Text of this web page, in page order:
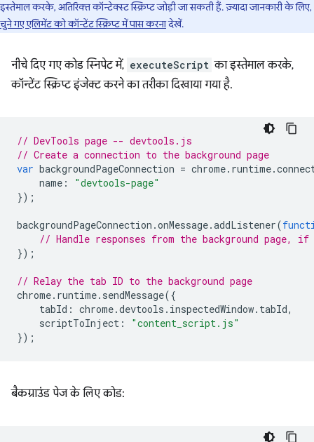
इस्तेमाल करके, अतिरिक्त कॉन्टेक्स्ट स्क्रिप्ट जोड़ी जा सकती हैं. ज़्यादा जानकारी के लिए,
चुने गए एलिमेंट को कॉन्टेंट स्क्रिप्ट में पास करनादेखें.
नीचे दिए गए कोड स्निपेट में, executeScript का इस्तेमाल करके,
कॉन्टेंट स्क्रिप्ट इंजेक्ट करने का तरीका दिखाया गया है.
// DevTools page -- devtools.js
// Create a connection to the background page
var backgroundPageConnection = chrome. runtime.
name :
"devtools-page"
});
backgroundPageConnection .onMessage.addListener(
// Handle responses from the background page, if
});
// Relay the tab ID to the background page
chrome. runtime. sendMessage({
tabId : chrome.devtools . inspectedWindow. tabId,
scriptToInject :
"content_script.js"
});
बैकग्राउंड पेज के लिए कोड: